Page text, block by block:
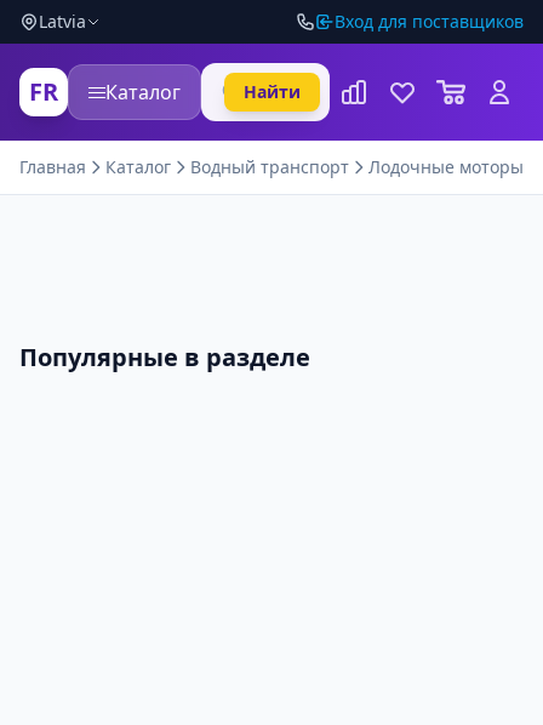
Latvia Вход для поставщиков
FR Каталог Найти
Главная Каталог Водный транспорт Лодочные моторы
Популярные в разделе